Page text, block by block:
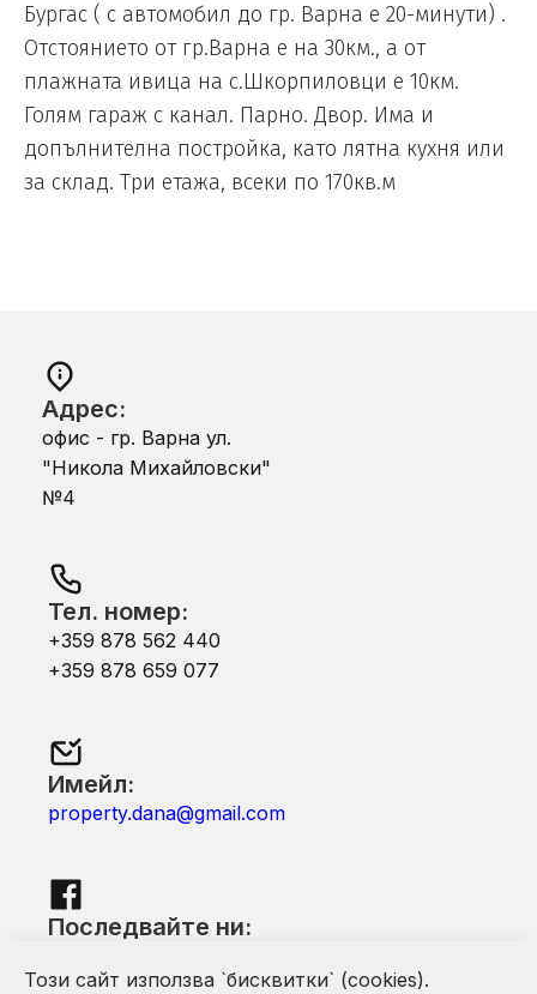
Бургас ( с автомобил до гр. Варна е 20-минути) .
Отстоянието от гр.Варна е на 30км., а от
плажната ивица на с.Шкорпиловци е 10км.
Голям гараж с канал. Парно. Двор. Има и
допълнителна постройка, като лятна кухня или
за склад. Три етажа, всеки по 170кв.м
Адрес:
офис - гр. Варна ул.
"Никола Михайловски"
№4
Тел. номер:
+359 878 562 440
+359 878 659 077
Имейл:
property.dana@gmail.com
Последвайте ни:
Този сайт използва `бисквитки` (cookies).